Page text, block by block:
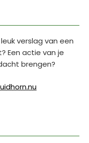
verslag van een
Een actie van je
brengen?